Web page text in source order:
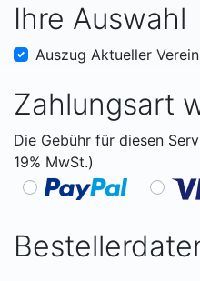
Ihre Auswahl
Auszug Aktueller
Zahlungsart
Die Gebühr für diesen
19% MwSt.)